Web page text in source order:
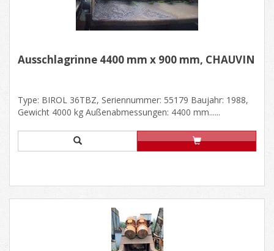
Ausschlagrinne 4400 mm x 900 mm, CHAUVIN
Type: BIROL 36TBZ, Seriennummer: 55179 Baujahr: 1988,
Gewicht 4000 kg Außenabmessungen: 4400 mm......